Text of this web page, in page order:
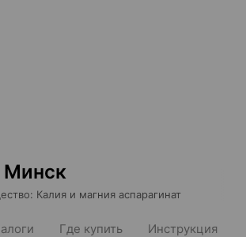
Минск
: Калия и магния аспарагинат
Где купить Инструкция